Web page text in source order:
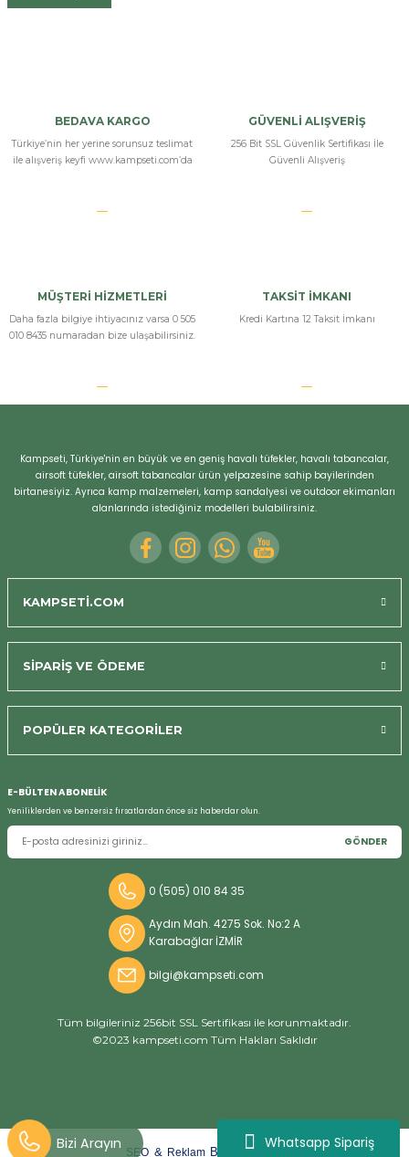
Whatsapp Sipariş
BEDAVA KARGO
Türkiye’nin her yerine sorunsuz teslimat
ile alışveriş keyfi www.kampseti.com’da
GÜVENLİ ALIŞVERİŞ
256 Bit SSL Güvenlik Sertifikası İle
Güvenli Alışveriş
MÜŞTERİ HİZMETLERİ
Daha fazla bilgiye ihtiyacınız varsa 0 505
010 8435 numaradan bize ulaşabilirsiniz.
TAKSİT İMKANI
Kredi Kartına 12 Taksit İmkanı
Kampseti, Türkiye'nin en büyük ve en geniş havalı tüfekler, havalı tabancalar,
airsoft tüfekler, airsoft tabancalar ürün yelpazesine sahip bayilerinden
birtanesiyiz. Ayrıca kamp malzemeleri, kamp sandalyesi ve outdoor ekimanları
alanlarında istediğiniz modelleri bulabilirsiniz.
KAMPSETİ.COM
SİPARİŞ VE ÖDEME
POPÜLER KATEGORİLER
E-BÜLTEN ABONELİK
Yeniliklerden ve benzersiz fırsatlardan önce siz haberdar olun.
GÖNDER
0 (505) 010 84 35
Aydın Mah. 4275 Sok. No:2 A
Karabağlar İZMİR
bilgi@kampseti.com
Tüm bilgileriniz 256bit SSL Sertifikası ile korunmaktadır.
©2023 kampseti.com Tüm Hakları Saklıdır
Bizi Arayın
SEO & Reklam By aratify